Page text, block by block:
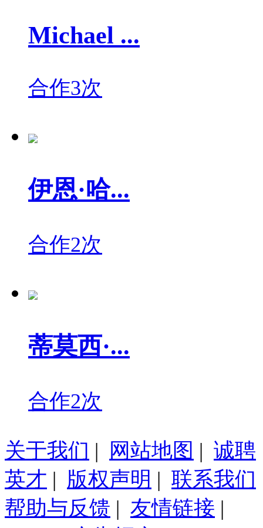
Michael ...
合作3次
伊恩·哈...
合作2次
蒂莫西·...
合作2次
关于我们 | 网站地图 | 诚聘
英才 | 版权声明 | 联系我们
帮助与反馈 | 友情链接 |